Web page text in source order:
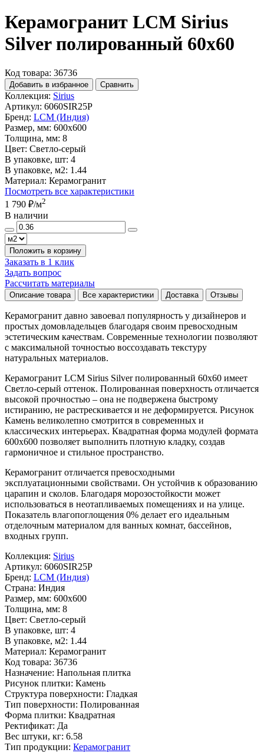
Керамогранит LCM Sirius
Silver полированный 60x60
Код товара: 36736
Добавить в избранное Сравнить
Коллекция: Sirius
Артикул: 6060SIR25P
Бренд: LCM (Индия)
Размер, мм: 600x600
Толщина, мм: 8
Цвет: Светло-серый
В упаковке, шт: 4
В упаковке, м2: 1.44
Материал: Керамогранит
Посмотреть все характеристики
1 790 ₽/м2
В наличии
Положить в корзину
Заказать в 1 клик
Задать вопрос
Рассчитать материалы
Описание товара Все характеристики Доставка Отзывы
Керамогранит давно завоевал популярность у дизайнеров и
простых домовладельцев благодаря своим превосходным
эстетическим качествам. Современные технологии позволяют
с максимальной точностью воссоздавать текстуру
натуральных материалов.
Керамогранит LCM Sirius Silver полированный 60x60 имеет
Светло-серый оттенок. Полированная поверхность отличается
высокой прочностью – она не подвержена быстрому
истиранию, не растрескивается и не деформируется. Рисунок
Камень великолепно смотрится в современных и
классических интерьерах. Квадратная форма модулей формата
600x600 позволяет выполнить плотную кладку, создав
гармоничное и стильное пространство.
Керамогранит отличается превосходными
эксплуатационными свойствами. Он устойчив к образованию
царапин и сколов. Благодаря морозостойкости может
использоваться в неотапливаемых помещениях и на улице.
Показатель влагопоглощения 0% делает его идеальным
отделочным материалом для ванных комнат, бассейнов,
входных групп.
Коллекция: Sirius
Артикул: 6060SIR25P
Бренд: LCM (Индия)
Страна: Индия
Размер, мм: 600x600
Толщина, мм: 8
Цвет: Светло-серый
В упаковке, шт: 4
В упаковке, м2: 1.44
Материал: Керамогранит
Код товара: 36736
Назначение: Напольная плитка
Рисунок плитки: Камень
Структура поверхности: Гладкая
Тип поверхности: Полированная
Форма плитки: Квадратная
Ректификат: Да
Вес штуки, кг: 6.58
Тип продукции: Керамогранит